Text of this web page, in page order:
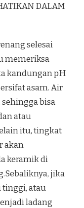
DALAM
selesai
memeriksa
kandungan pH
asam. Air
bisa
atau
itu, tingkat
akan
keramik di
jika
atau
ladang